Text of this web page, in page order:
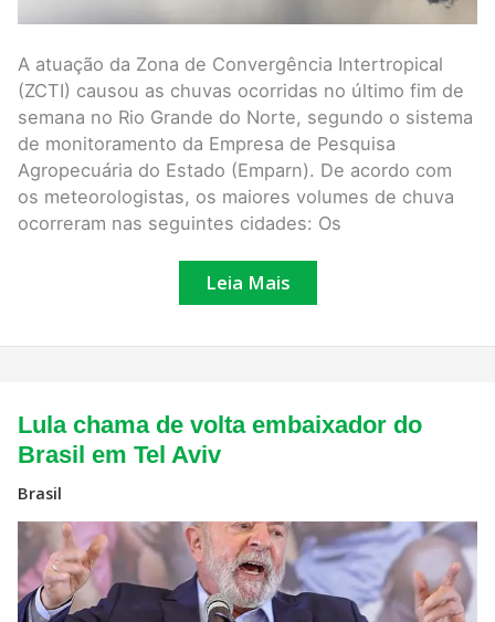
A atuação da Zona de Convergência Intertropical
(ZCTI) causou as chuvas ocorridas no último fim de
semana no Rio Grande do Norte, segundo o sistema
de monitoramento da Empresa de Pesquisa
Agropecuária do Estado (Emparn). De acordo com
os meteorologistas, os maiores volumes de chuva
ocorreram nas seguintes cidades: Os
Leia Mais
Lula chama de volta embaixador do
Brasil em Tel Aviv
Brasil
Lula
chama
de
volta
Brasil
em
Tel
Aviv